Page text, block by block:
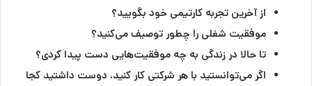
از آخرین تجربه کارتیمی خود بگویید؟
موفقیت شغلی را چطور توصیف می‌کنید؟
تا حالا در زندگی به چه موفقیت‌هایی دست پیدا کردی؟
اگر می‌توانستید با هر شرکتی کار کنید، دوست داشتید کجا